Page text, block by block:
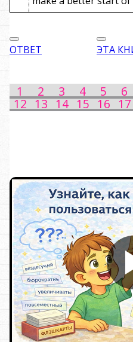
ОТВЕТ ЭТА
1 2 3 4 5 6
12 13 14 15 16 17